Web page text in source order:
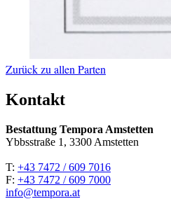
Zurück zu allen Parten
Kontakt
Bestattung Tempora Amstetten
Ybbsstraße 1, 3300 Amstetten
T: +43 7472 / 609 7016
F: +43 7472 / 609 7000
info@tempora.at